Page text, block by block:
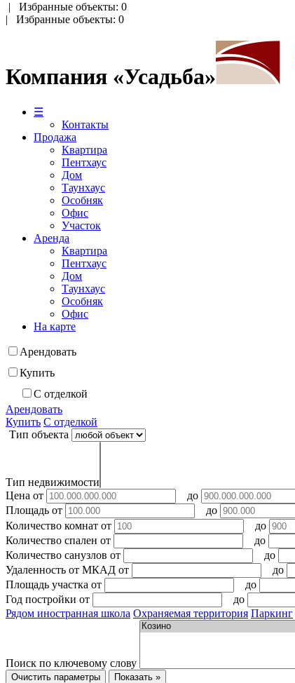
| Избранные объекты: 0
| Избранные объекты: 0
Компания «Усадьба»
☰
Контакты
Продажа
Квартира
Пентхаус
Дом
Таунхаус
Особняк
Офис
Участок
Аренда
Квартира
Пентхаус
Дом
Таунхаус
Особняк
Офис
На карте
Арендовать
Купить
С отделкой
Арендовать
Купить С отделкой
Тип объекта
Тип недвижимости
Цена от до
Площадь от
до
Количество комнат от до
Количество спален от
до
Количество санузлов от
до
Удаленность от МКАД от
до
Площадь участка от
до
Год постройки от
до
Рядом иностранная школа Охраняемая территория Паркинг
Поиск по ключевому слову
Очистить параметры Показать »